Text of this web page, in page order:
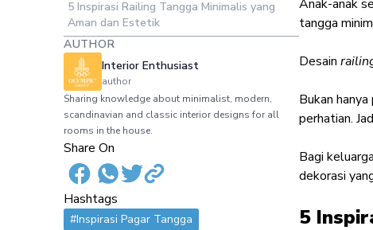
5 Railing
5 Inspirasi Railing Tangga Minimalis yang
Aman dan Estetik
AUTHOR
Interior Enthusiast
author
Sharing knowledge about minimalist, modern,
scandinavian and classic interior designs for all
rooms in the house.
Share On
Hashtags
#Inspirasi Pagar Tangga
Anak-anak
tangga
Desain
Bukan
perhatian.
Bagi
dekorasi
5